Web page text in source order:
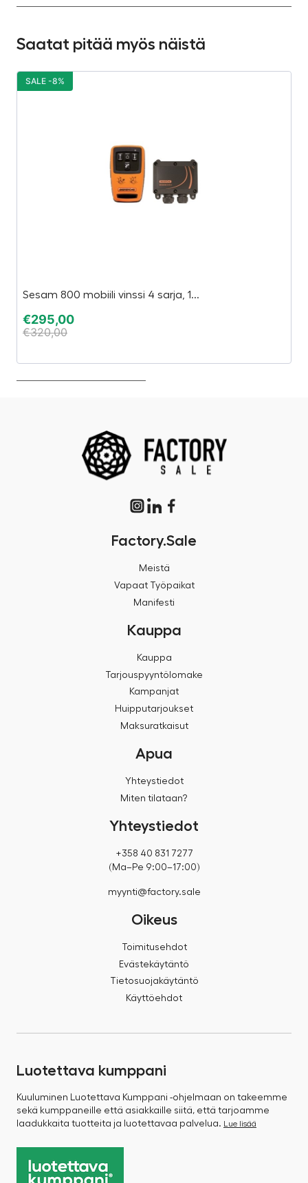
Saatat pitää myös näistä
Sesam 800 mobiili vinssi 4 sarja, 1...
€295,00
€320,00
SALE -8%
Factory.Sale
Meistä
Vapaat Työpaikat
Manifesti
Kauppa
Kauppa
Tarjouspyyntölomake
Kampanjat
Huipputarjoukset
Maksuratkaisut
Apua
Yhteystiedot
Miten tilataan?
Yhteystiedot
+358 40 831 7277
(Ma–Pe 9:00–17:00)
myynti@factory.sale
Oikeus
Toimitusehdot
Evästekäytäntö
Tietosuojakäytäntö
Käyttöehdot
Luotettava kumppani
Kuuluminen Luotettava Kumppani -ohjelmaan on takeemme
sekä kumppaneille että asiakkaille siitä, että tarjoamme
laadukkaita tuotteita ja luotettavaa palvelua.
Lue lisää